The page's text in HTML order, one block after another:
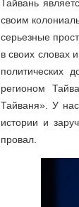
Тайвань
своим
серьезные
в своих словах
политических
регионом
Тайваня». У
истории и
провал.